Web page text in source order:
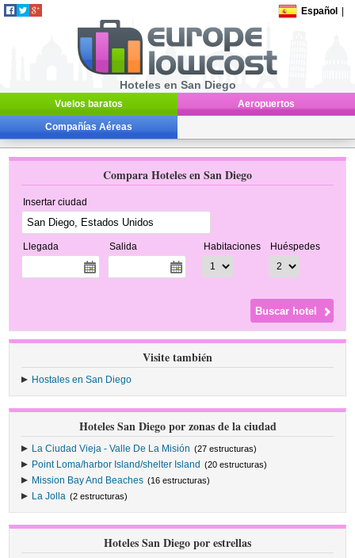
Español
Hoteles en San Diego
Vuelos baratos Aeropuertos
Compañías Aéreas
Compara Hoteles en San Diego
Insertar ciudad
Llegada Salida Habitaciones Huéspedes
Visite también
Hostales en San Diego
Hoteles San Diego por zonas de la ciudad
La Ciudad Vieja - Valle De La Misión (27 estructuras)
Point Loma/harbor Island/shelter Island (20 estructuras)
Mission Bay And Beaches (16 estructuras)
La Jolla (2 estructuras)
Hoteles San Diego por estrellas